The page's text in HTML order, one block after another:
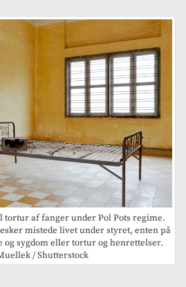
tortur af fanger under Pol Pots regime.
mistede livet under styret, enten på
og sygdom eller tortur og henrettelser.
/ Shutterstock